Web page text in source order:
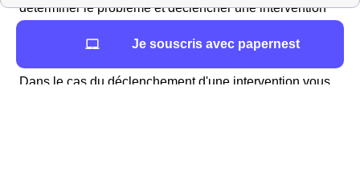
déterminer le problème et déclencher une intervention
lorsque c'est nécessaire.
Dans le cas du déclenchement d'une intervention vous
Je souscris avec papernest